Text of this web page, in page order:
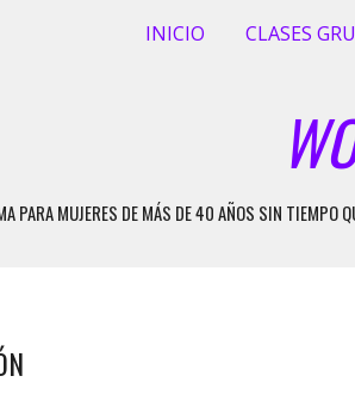
Skip to main content
INICIO CLASES
PARA MUJERES DE MÁS DE 40 AÑOS SIN TIEMPO